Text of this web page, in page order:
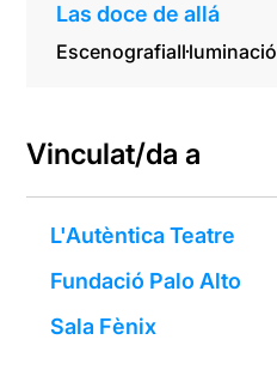
Las doce de allá
EscenografiaIl·luminació
Vinculat/da a
L'Autèntica Teatre
Fundació Palo Alto
Sala Fènix